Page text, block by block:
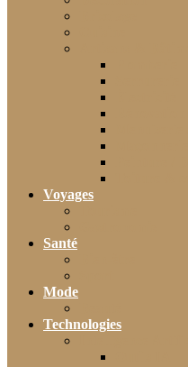
Voyages
Santé
Mode
Technologies